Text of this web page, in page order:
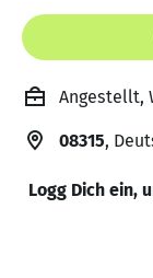
Angestellt,
08315,
Logg Dich ein,